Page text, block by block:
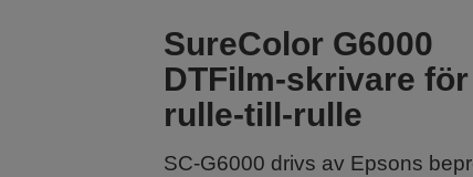
SureColor G6000
DTFilm-skrivare för
rulle-till-rulle
SC-G6000 drivs av Epsons